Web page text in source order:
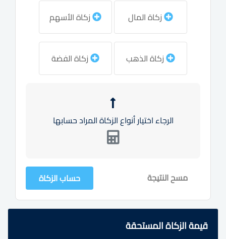
الرجاء اختيار أنواع الزكاة المراد حسابها
مسح النتيجة حساب الزكاة
قيمة الزكاة المستحقة